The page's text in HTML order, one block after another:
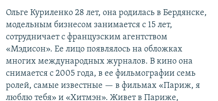
Ольге Куриленко 28 лет, она родилась в Бердянске,
модельным бизнесом занимается с 15 лет,
сотрудничает с французским агентством
«Мэдисон». Ее лицо появлялось на обложках
многих международных журналов. В кино она
снимается с 2005 года, в ее фильмографии семь
ролей, самые известные — в фильмах «Париж, я
люблю тебя» и «Хитмэн». Живет в Париже,